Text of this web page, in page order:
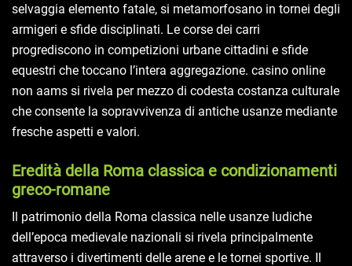
selvaggia elemento fatale, si metamorfosano in tornei degli
armigeri e sfide disciplinati. Le corse dei carri
progrediscono in competizioni urbane cittadini e sfide
equestri che toccano l’intera aggregazione. casino online
non aams si rivela per mezzo di codesta costanza culturale
che consente la sopravvivenza di antiche usanze mediante
fresche aspetti e valori.
Eredità della Roma classica e condizionamenti
greco-romane
Il patrimonio della Roma classica nelle usanze ludiche
dell’epoca medievale nazionali si rivela principalmente
attraverso i divertimenti delle arene e le tornei sportive. Il